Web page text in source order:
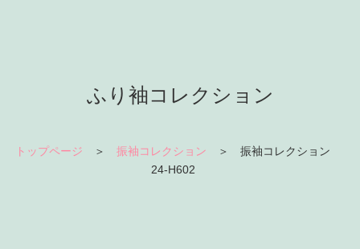
ふり袖コレクション
トップページ ＞振袖コレクション ＞ 振袖コレクション
24-H602